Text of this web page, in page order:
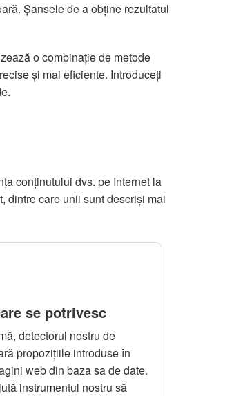
Șansele de a obține rezultatul
o combinație de metode
și mai eficiente. Introduceți
conținutului dvs. pe Internet la
dintre care unii sunt descriși mai
se potrivesc
detectorul nostru de
propozițiile introduse în
web din baza sa de date.
instrumentul nostru să